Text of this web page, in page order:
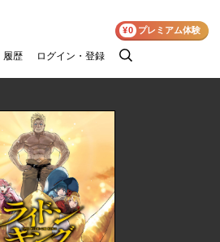
履歴 ログイン・登録
検
¥0 プレミアム体験